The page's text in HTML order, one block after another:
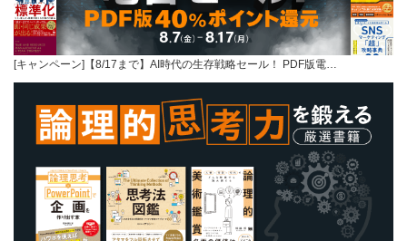
[キャンペーン]【8/17まで】AI時代の生存戦略セール！ PDF版電…